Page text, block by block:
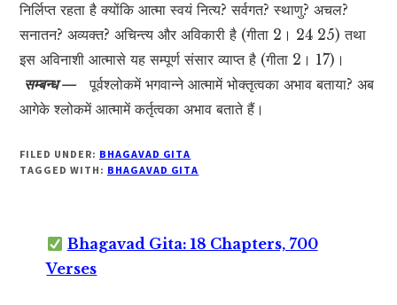
निर्लिप्त रहता है क्योंकि आत्मा स्वयं नित्य? सर्वगत? स्थाणु? अचल?
सनातन? अव्यक्त? अचिन्त्य और अविकारी है (गीता 2। 24 25) तथा
इस अविनाशी आत्मासे यह सम्पूर्ण संसार व्याप्त है (गीता 2। 17)।
सम्बन्ध —
पूर्वश्लोकमें भगवान्ने आत्मामें भोक्तृत्वका अभाव बताया? अब
आगेके श्लोकमें आत्मामें कर्तृत्वका अभाव बताते हैं।
FILED UNDER: BHAGAVAD GITA
TAGGED WITH: BHAGAVAD GITA
Bhagavad Gita: 18 Chapters, 700
Verses